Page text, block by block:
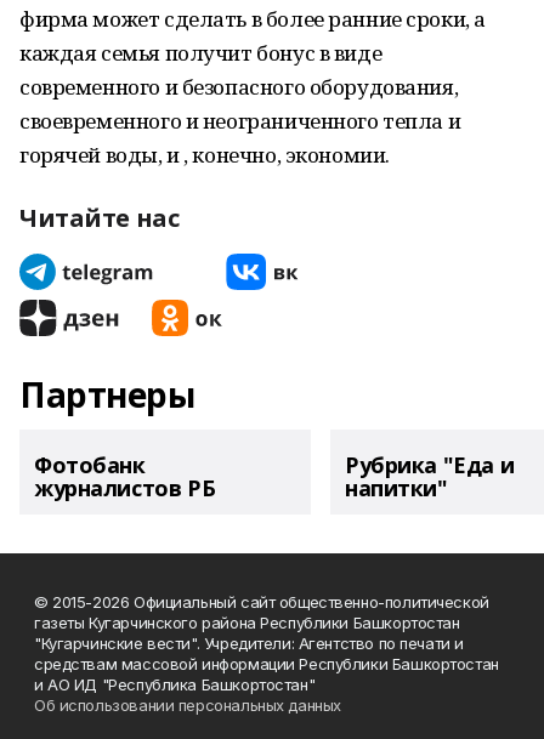
фирма может сделать в более ранние сроки, а
каждая семья получит бонус в виде
современного и безопасного оборудования,
своевременного и неограниченного тепла и
горячей воды, и , конечно, экономии.
Читайте нас
Партнеры
Фотобанк
журналистов РБ
Рубрика "Еда и
напитки"
© 2015-2026 Официальный сайт общественно-политической
газеты Кугарчинского района Республики Башкортостан
"Кугарчинские вести". Учредители: Агентство по печати и
средствам массовой информации Республики Башкортостан
и АО ИД "Республика Башкортостан"
Об использовании персональных данных